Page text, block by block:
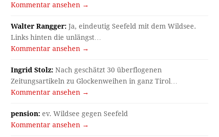
Kommentar ansehen →
Walter Rangger: Ja, eindeutig Seefeld mit dem Wildsee.
Links hinten die unlängst…
Kommentar ansehen →
Ingrid Stolz: Nach geschätzt 30 überflogenen
Zeitungsartikeln zu Glockenweihen in ganz Tirol…
Kommentar ansehen →
pension: ev. Wildsee gegen Seefeld
Kommentar ansehen →